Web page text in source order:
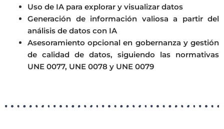
Uso de IA para explorar y visualizar datos
Generación de información valiosa a partir del
análisis de datos con IA
Asesoramiento opcional en gobernanza y gestión
de calidad de datos, siguiendo las normativas
UNE 0077, UNE 0078 y UNE 0079